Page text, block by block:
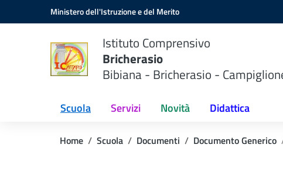
Vai ai contenuti
Vai al menu di navigazioneMinistero dell'Istruzione e del Merito
Istituto Comprensivo
Bricherasio
Bibiana - Bricherasio -
Scuola Servizi Novità Didattica
Home Scuola Documenti Documento Generico